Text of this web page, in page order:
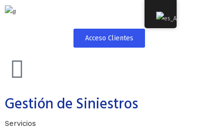
Acceso Clientes
Gestión de Siniestros
Servicios